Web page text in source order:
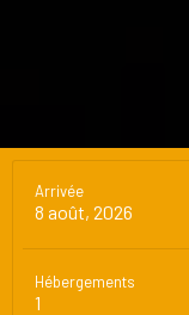
Arrivée
8 août, 2026
Hébergements
1